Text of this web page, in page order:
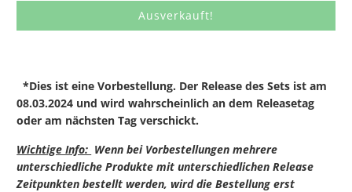
Ausverkauft!
*Dies ist eine Vorbestellung. Der Release des Sets ist am
08.03.2024 und wird wahrscheinlich an dem Releasetag
oder am nächsten Tag verschickt.
Wichtige Info: Wenn bei Vorbestellungen mehrere
unterschiedliche Produkte mit unterschiedlichen Release
Zeitpunkten bestellt werden, wird die Bestellung erst